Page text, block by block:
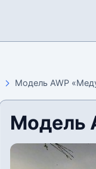
Модель AWP
Модель